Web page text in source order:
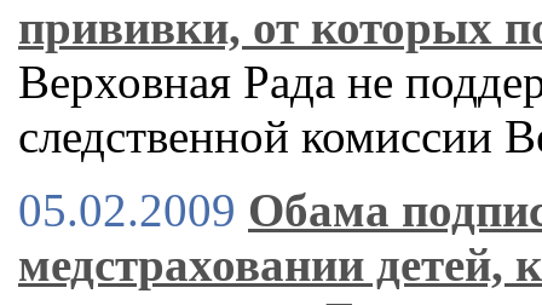
прививки, от которых
Верховная Рада не
следственной комиссии
05.02.2009 Обама
медстраховании